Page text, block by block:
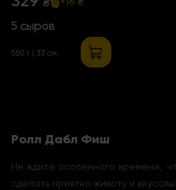
5 сыров
550 г | 33 см
Ролл Дабл Фиш
Не ждите особенного времени,
сделать приятно животу и